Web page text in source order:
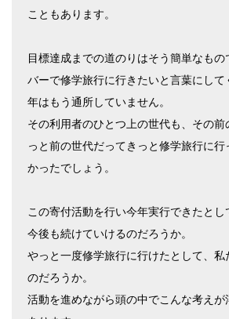
こともあります。
目標達成までの道のりはそう簡単なも
バーで修学旅行に行きたいと言葉にして
年はもう通所していません。
その利用者のひとつ上の世代も、その前
っと前の世代だってきっと修学旅行に
かったでしょう。
この寄付活動を行い今年実行できたとし
今後も続けていけるのだろうか。
やっと一度修学旅行に行けたとして、私
のだろうか。
活動を進めながら頭の中でこんな考えが